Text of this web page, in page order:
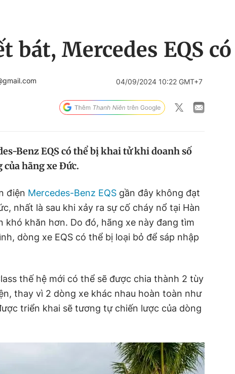
bát, Mercedes EQS
04/09/2024 10:22 GMT+7
Benz EQS có thể bị khai tử khi doanh số
hãng xe Đức.
điện Mercedes-Benz EQS gần đây không đạt
nhất là sau khi xảy ra sự cố cháy nổ tại Hàn
khó khăn hơn. Do đó, hãng xe này đang tìm
dòng xe EQS có thể bị loại bỏ để sáp nhập
thế hệ mới có thể sẽ được chia thành 2 tùy
thay vì 2 dòng xe khác nhau hoàn toàn như
triển khai sẽ tương tự chiến lược của dòng